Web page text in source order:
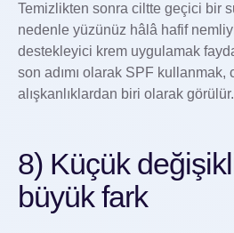
Temizlikten sonra ciltte geçici bir
nedenle yüzünüz hâlâ hafif
destekleyici krem uygulamak
son adımı olarak SPF kullanmak,
alışkanlıklardan biri olarak görülür.
8) Küçük
büyük fark